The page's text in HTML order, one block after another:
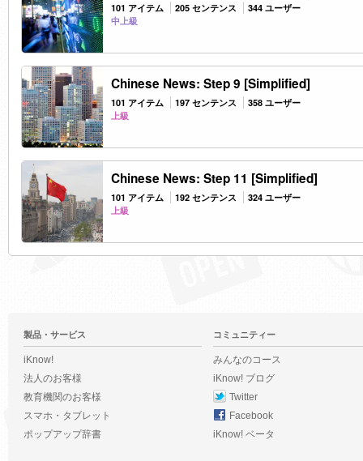
101 アイテム 205 センテンス
344 ユーザー
中上級
Chinese News: Step 9 [Simplified]
101 アイテム 197 センテンス
358 ユーザー
上級
Chinese News: Step 11 [Simplified]
101 アイテム 192 センテンス
324 ユーザー
上級
製品・サービス
iKnow!
法人のお客様
教育機関のお客様
スマホ・タブレット
ポップアップ辞書
コミュニティー
みんなのコース
iKnow! ブログ
Twitter
Facebook
iKnow! ベータ